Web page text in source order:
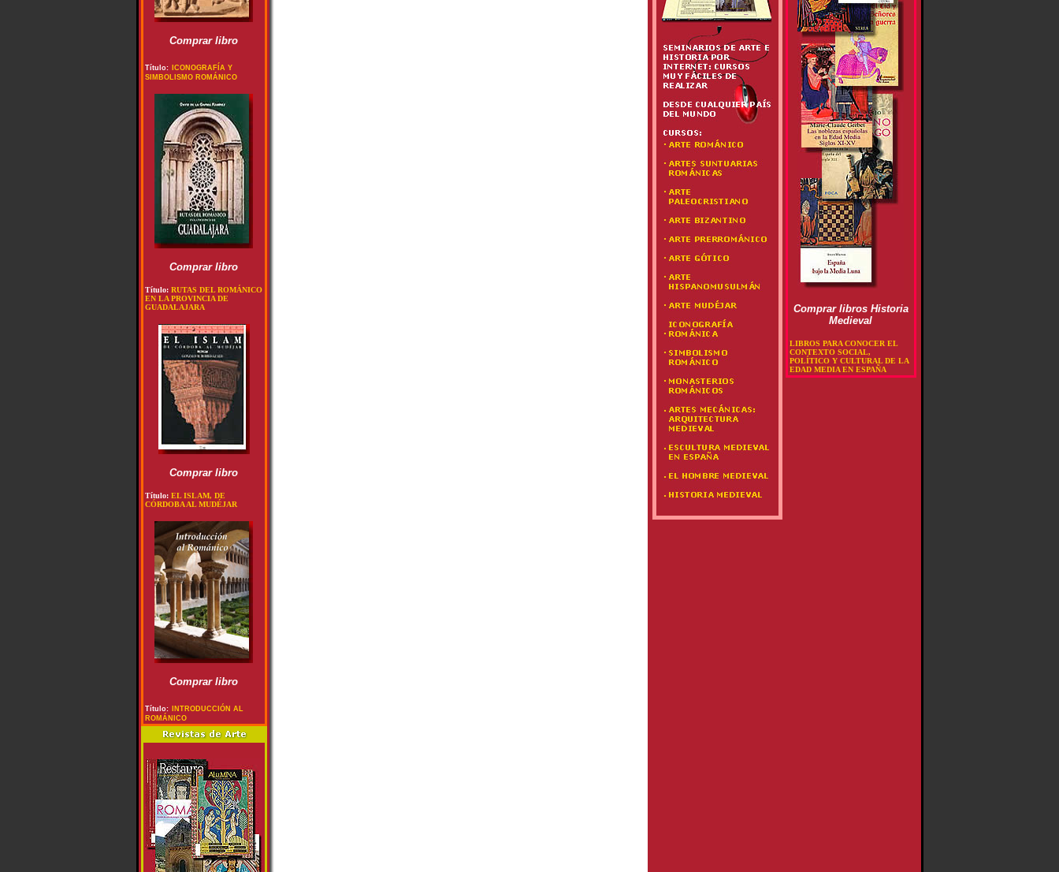
Comprar libro
Título:
ICONOGRAFÍA Y
SIMBOLISMO ROMÁNICO
Comprar libro
Título: RUTAS DEL ROMÁNICO
EN LA PROVINCIA DE
GUADALAJARA
Comprar libro
Título: EL ISLAM, DE
CÓRDOBA AL MUDÉJAR
Comprar libro
Título:
INTRODUCCIÓN AL
ROMÁNICO
Comprar libros Historia
Medieval
LIBROS PARA CONOCER EL
CONTEXTO SOCIAL,
POLÍTICO Y CULTURAL DE LA
EDAD MEDIA EN ESPAÑA